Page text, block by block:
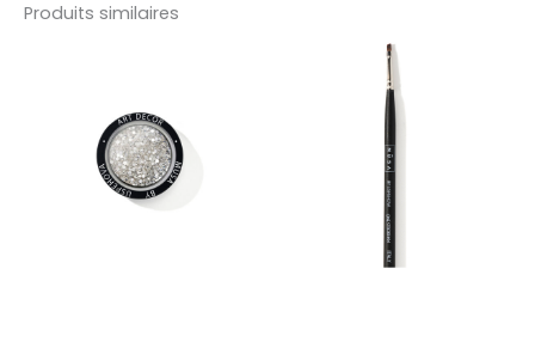
Produits similaires